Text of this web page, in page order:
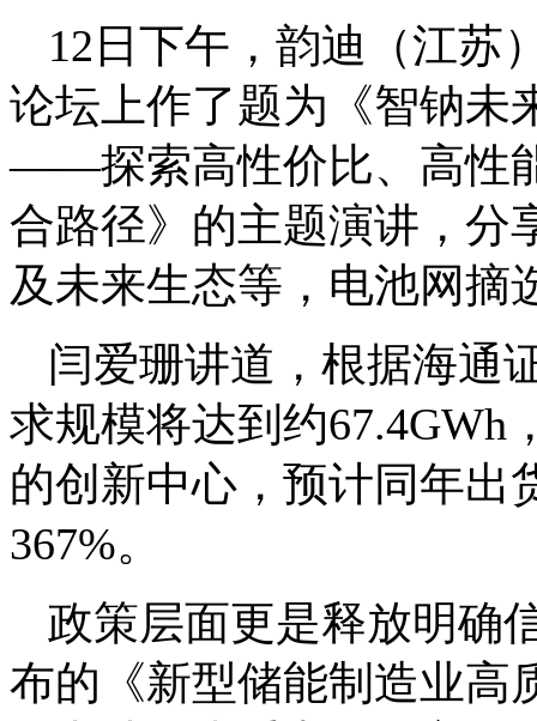
12日下午，韵迪（江苏
论坛上作了题为《智钠未
——探索高性价比、高性
合路径》的主题演讲，分
及未来生态等，电池网摘
闫爱珊讲道，根据海通
求规模将达到约67.4GWh
的创新中心，预计同年出
367%。
政策层面更是释放明确
布的《新型储能制造业高